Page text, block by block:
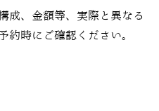
成、金額等、実際と異なる
約時にご確認ください。